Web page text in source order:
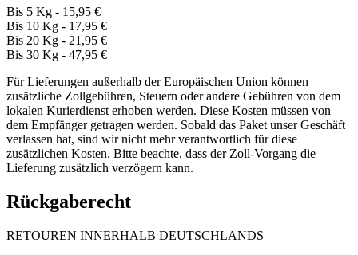
Bis 5 Kg - 15,95 €
Bis 10 Kg - 17,95 €
Bis 20 Kg - 21,95 €
Bis 30 Kg - 47,95 €
Für Lieferungen außerhalb der Europäischen Union können
zusätzliche Zollgebühren, Steuern oder andere Gebühren von dem
lokalen Kurierdienst erhoben werden. Diese Kosten müssen von
dem Empfänger getragen werden. Sobald das Paket unser Geschäft
verlassen hat, sind wir nicht mehr verantwortlich für diese
zusätzlichen Kosten. Bitte beachte, dass der Zoll-Vorgang die
Lieferung zusätzlich verzögern kann.
Rückgaberecht
RETOUREN INNERHALB DEUTSCHLANDS